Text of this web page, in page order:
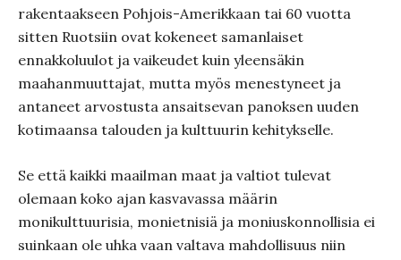
rakentaakseen Pohjois-Amerikkaan tai 60 vuotta
sitten Ruotsiin ovat kokeneet samanlaiset
ennakkoluulot ja vaikeudet kuin yleensäkin
maahanmuuttajat, mutta myös menestyneet ja
antaneet arvostusta ansaitsevan panoksen uuden
kotimaansa talouden ja kulttuurin kehitykselle.
Se että kaikki maailman maat ja valtiot tulevat
olemaan koko ajan kasvavassa määrin
monikulttuurisia, monietnisiä ja moniuskonnollisia ei
suinkaan ole uhka vaan valtava mahdollisuus niin